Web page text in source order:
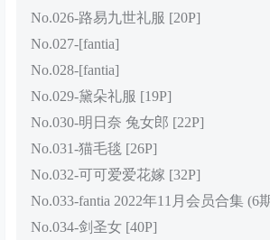
No.026-路易九世礼服 [20P]
No.027-[fantia]
No.028-[fantia]
No.029-黛朵礼服 [19P]
No.030-明日奈 兔女郎 [22P]
No.031-猫毛毯 [26P]
No.032-可可爱爱花嫁 [32P]
No.033-fantia 2022年11月会员合集 (6
No.034-剑圣女 [40P]